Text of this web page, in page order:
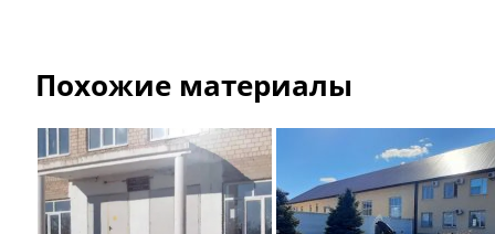
Похожие материалы